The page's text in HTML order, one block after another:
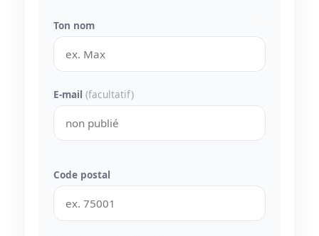
Ton nom
E-mail (facultatif)
Code postal